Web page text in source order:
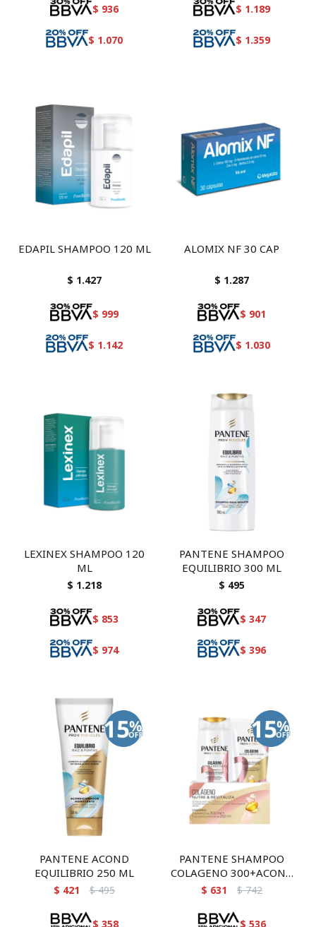
$ 936
$ 1.070
$ 1.189
$ 1.359
EDAPIL SHAMPOO 120 ML
$ 1.427
$ 999
$ 1.142
ALOMIX NF 30 CAP
$ 1.287
$ 901
$ 1.030
LEXINEX SHAMPOO 120
ML
$ 1.218
$ 853
$ 974
PANTENE SHAMPOO
EQUILIBRIO 300 ML
$ 495
$ 347
$ 396
PANTENE ACOND
EQUILIBRIO 250 ML
$ 421 $ 495
$ 358
PANTENE SHAMPOO
COLAGENO 300+ACOND
250
$ 631 $ 742
$ 536